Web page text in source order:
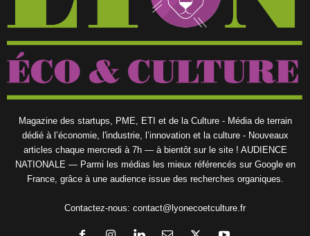
Magazine des startups, PME, ETI et de la Culture - Média de terrain
dédié à l’économie, l'industrie, l’innovation et la culture - Nouveaux
articles chaque mercredi à 7h — à bientôt sur le site ! AUDIENCE
NATIONALE — Parmi les médias les mieux référencés sur Google en
France, grâce à une audience issue des recherches organiques.
Contactez-nous: contact@lyonecoetculture.fr